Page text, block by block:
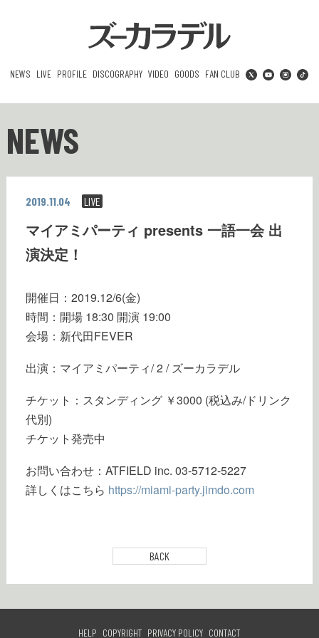
NEWS LIVE PROFILE DISCOGRAPHY VIDEO GOODS FAN CLUB
NEWS
2019.11.04 LIVE
マイアミパーティ presents 一語一会 出
演決定！
開催日：2019.12/6(金)
時間：開場 18:30 開演 19:00
会場：新代田FEVER
出演：マイアミパーティ/ 2 / ズーカラデル
チケット：スタンディング ￥3000 (税込み/ドリンク
代別)
チケット発売中
お問い合わせ：ATFIELD inc. 03-5712-5227
詳しくはこちら https://miami-party.jimdo.com
BACK
HELP COPYRIGHT PRIVACY POLICY CONTACT